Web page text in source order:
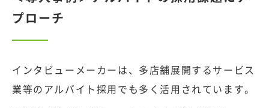
プローチ
インタビューメーカーは、多店舗展開するサービス
業等のアルバイト採用でも多く活用されています。